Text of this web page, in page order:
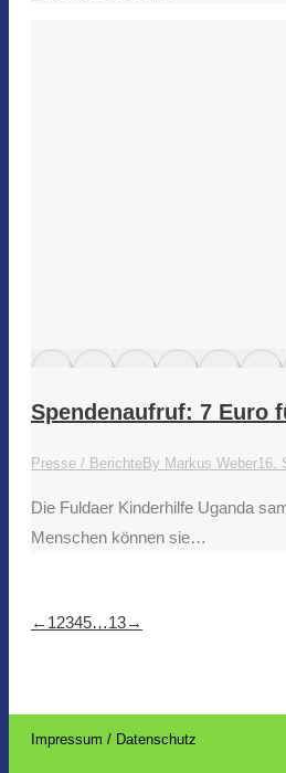
Spendenaufruf: 7 Euro
Presse / BerichteBy Markus Weber16.
Die Fuldaer Kinderhilfe Uganda
Menschen können sie…
← 12345…13→
Impressum / Datenschutz